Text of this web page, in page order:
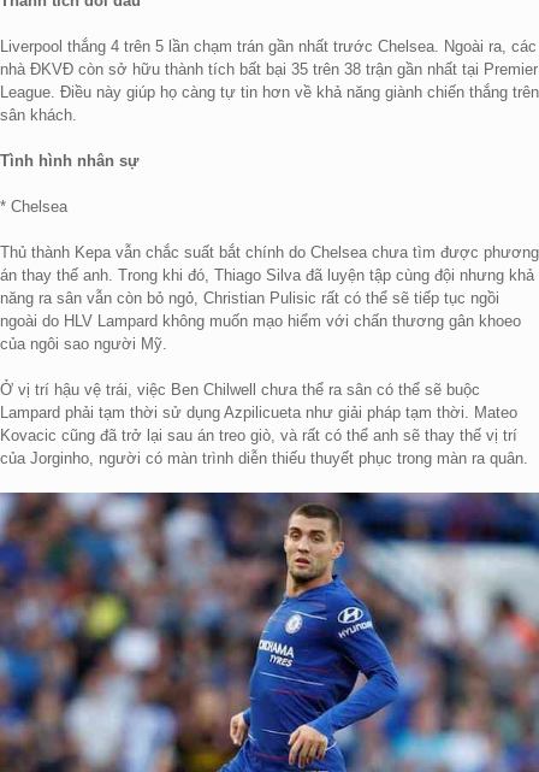
Liverpool thắng 4 trên 5 lần chạm trán gần nhất trước Chelsea. Ngoài ra, các
nhà ĐKVĐ còn sở hữu thành tích bất bại 35 trên 38 trận gần nhất tại Premier
League. Điều này giúp họ càng tự tin hơn về khả năng giành chiến thắng trên
sân khách.
Tình hình nhân sự
* Chelsea
Thủ thành Kepa vẫn chắc suất bắt chính do Chelsea chưa tìm được phương
án thay thế anh. Trong khi đó, Thiago Silva đã luyện tập cùng đội nhưng khả
năng ra sân vẫn còn bỏ ngỏ, Christian Pulisic rất có thể sẽ tiếp tục ngồi
ngoài do HLV Lampard không muốn mạo hiểm với chấn thương gân khoeo
của ngôi sao người Mỹ.
Ở vị trí hậu vệ trái, việc Ben Chilwell chưa thể ra sân có thể sẽ buộc
Lampard phải tạm thời sử dụng Azpilicueta như giải pháp tạm thời. Mateo
Kovacic cũng đã trở lại sau án treo giò, và rất có thể anh sẽ thay thế vị trí
của Jorginho, người có màn trình diễn thiếu thuyết phục trong màn ra quân.